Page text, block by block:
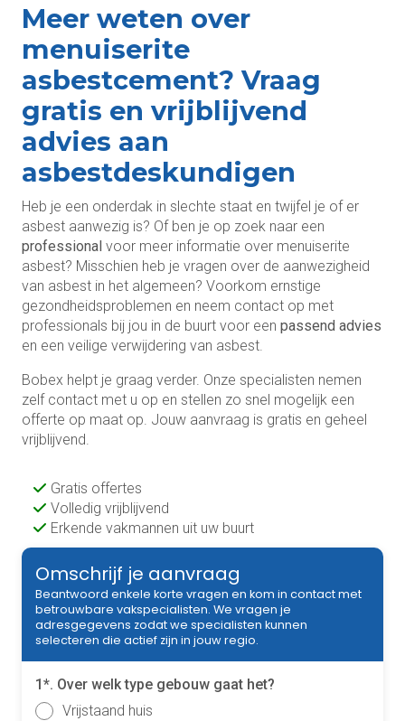
Meer weten over
menuiserite
asbestcement? Vraag
gratis en vrijblijvend
advies aan
asbestdeskundigen
Heb je een onderdak in slechte staat en twijfel je of er
asbest aanwezig is? Of ben je op zoek naar een
professional voor meer informatie over menuiserite
asbest? Misschien heb je vragen over de aanwezigheid
van asbest in het algemeen? Voorkom ernstige
gezondheidsproblemen en neem contact op met
professionals bij jou in de buurt voor een passend advies
en een veilige verwijdering van asbest.
Bobex helpt je graag verder. Onze specialisten nemen
zelf contact met u op en stellen zo snel mogelijk een
offerte op maat op. Jouw aanvraag is gratis en geheel
vrijblijvend.
Gratis offertes
Volledig vrijblijvend
Erkende vakmannen uit uw buurt
Omschrijf je aanvraag
Beantwoord enkele korte vragen en kom in contact met
betrouwbare vakspecialisten. We vragen je
adresgegevens zodat we specialisten kunnen
selecteren die actief zijn in jouw regio.
1*. Over welk type gebouw gaat het?
Vrijstaand huis